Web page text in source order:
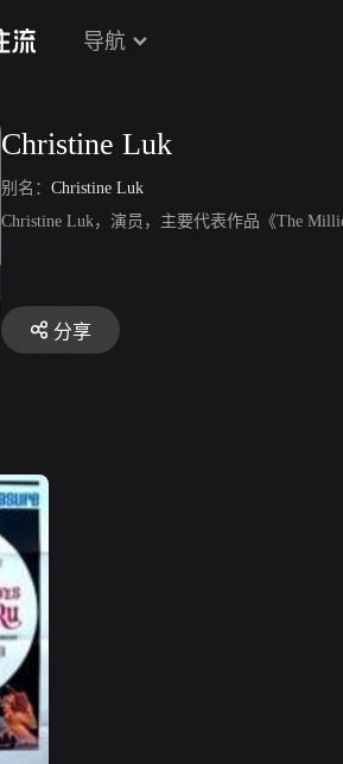
导航
Christine Luk
别名： Christine Luk
Christine Luk，演员，主要代表作品《The
分享